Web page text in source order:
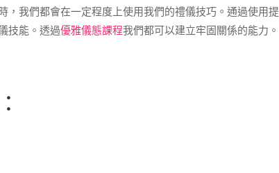
我們都會在一定程度上使用我們的禮儀技巧。通過使用提
技能。透過優雅儀態課程我們都可以建立牢固關係的能力。